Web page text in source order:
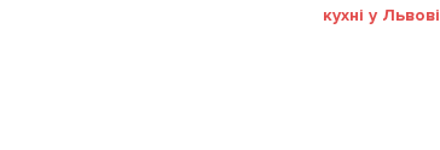
кухні у Львові